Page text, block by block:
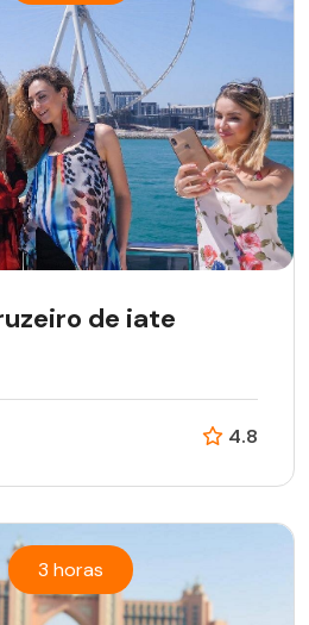
de iate
4.8
3 horas